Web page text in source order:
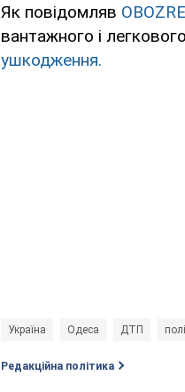
Як повідомляв
вантажного і
ушкодження.
Україна Одеса ДТП
Редакційна політика